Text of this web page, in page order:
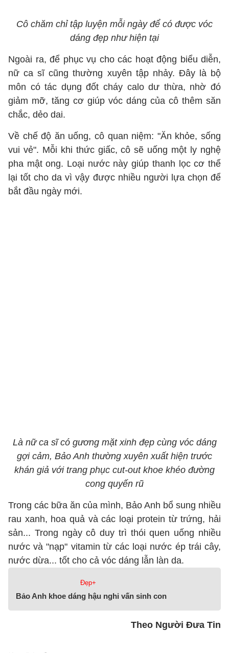
Cô chăm chỉ tập luyện mỗi ngày để có được vóc
dáng đẹp như hiện tại
Ngoài ra, để phục vụ cho các hoạt động biểu diễn,
nữ ca sĩ cũng thường xuyên tập nhảy. Đây là bộ
môn có tác dụng đốt cháy calo dư thừa, nhờ đó
giảm mỡ, tăng cơ giúp vóc dáng của cô thêm săn
chắc, dẻo dai.
Về chế độ ăn uống, cô quan niệm: "Ăn khỏe, sống
vui vẻ". Mỗi khi thức giấc, cô sẽ uống một ly nghệ
pha mật ong. Loại nước này giúp thanh lọc cơ thể
lại tốt cho da vì vậy được nhiều người lựa chọn để
bắt đầu ngày mới.
Là nữ ca sĩ có gương mặt xinh đẹp cùng vóc dáng
gợi cảm, Bảo Anh thường xuyên xuất hiện trước
khán giả với trang phục cut-out khoe khéo đường
cong quyến rũ
Trong các bữa ăn của mình, Bảo Anh bổ sung nhiều
rau xanh, hoa quả và các loại protein từ trứng, hải
sản... Trong ngày cô duy trì thói quen uống nhiều
nước và "nạp" vitamin từ các loại nước ép trái cây,
nước dừa... tốt cho cả vóc dáng lẫn làn da.
Đẹp+
Bảo Anh khoe dáng hậu nghi vấn sinh con
Theo Người Đưa Tin